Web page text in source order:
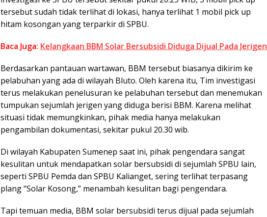
tersebut sudah tidak terlihat di lokasi, hanya terlihat 1 mobil pick up
hitam kosongan yang terparkir di SPBU.
Baca Juga: Kelangkaan BBM Solar Bersubsidi Diduga Dijual Pada Jerigen
Berdasarkan pantauan wartawan, BBM tersebut biasanya dikirim ke
pelabuhan yang ada di wilayah Bluto. Oleh karena itu, Tim investigasi
terus melakukan penelusuran ke pelabuhan tersebut dan menemukan
tumpukan sejumlah jerigen yang diduga berisi BBM. Karena melihat
situasi tidak memungkinkan, pihak media hanya melakukan
pengambilan dokumentasi, sekitar pukul 20.30 wib.
Di wilayah Kabupaten Sumenep saat ini, pihak pengendara sangat
kesulitan untuk mendapatkan solar bersubsidi di sejumlah SPBU lain,
seperti SPBU Pemda dan SPBU Kalianget, sering terlihat terpasang
plang “Solar Kosong,” menambah kesulitan bagi pengendara.
Tapi temuan media, BBM solar bersubsidi terus dijual pada sejumlah